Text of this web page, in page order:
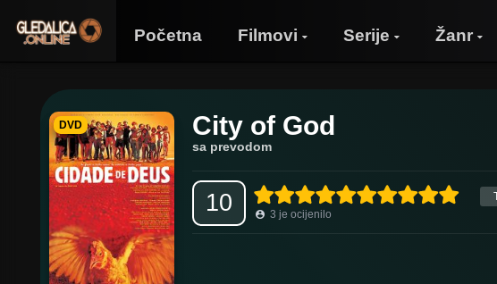
Početna Filmovi Serije Žanr
DVD City of God
sa prevodom
10 3 je ocijenilo